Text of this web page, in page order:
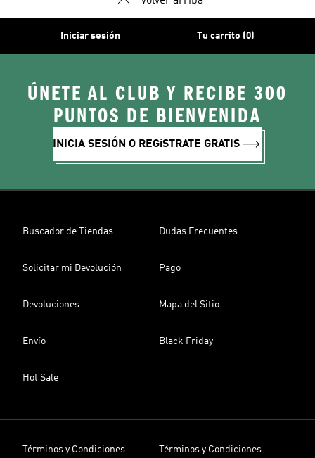
Iniciar sesión Tu carrito (0)
ÚNETE AL CLUB Y RECIBE 300
PUNTOS DE BIENVENIDA
INICIA SESIÓN O REGíSTRATE GRATIS
Buscador de Tiendas Dudas Frecuentes
Solicitar mi Devolución Pago
Devoluciones Mapa del Sitio
Envío Black Friday
Hot Sale
Términos y Condiciones Términos y Condiciones